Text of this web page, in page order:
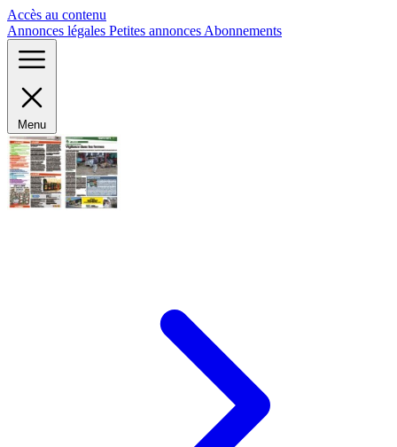
Accès au contenu
Annonces légales Petites annonces Abonnements
Menu
Panneau de gestion des cookies